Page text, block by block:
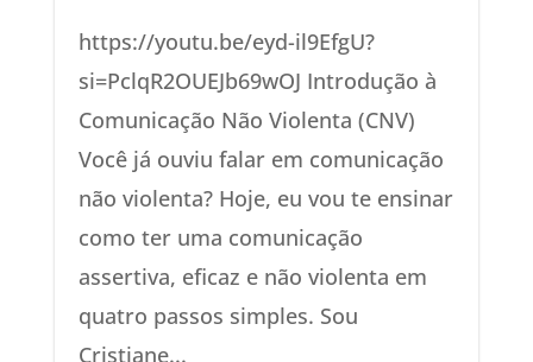
https://youtu.be/eyd-il9EfgU?
si=PclqR2OUEJb69wOJ Introdução à
Comunicação Não Violenta (CNV)
Você já ouviu falar em comunicação
não violenta? Hoje, eu vou te ensinar
como ter uma comunicação
assertiva, eficaz e não violenta em
quatro passos simples. Sou
Cristiane...